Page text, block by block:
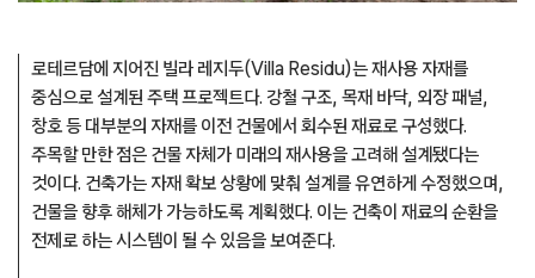
로테르담에 지어진 빌라 레지두(Villa Residu)는 재사용 자재를
중심으로 설계된 주택 프로젝트다. 강철 구조, 목재 바닥, 외장 패널,
창호 등 대부분의 자재를 이전 건물에서 회수된 재료로 구성했다.
주목할 만한 점은 건물 자체가 미래의 재사용을 고려해 설계됐다는
것이다. 건축가는 자재 확보 상황에 맞춰 설계를 유연하게 수정했으며,
건물을 향후 해체가 가능하도록 계획했다. 이는 건축이 재료의 순환을
전제로 하는 시스템이 될 수 있음을 보여준다.